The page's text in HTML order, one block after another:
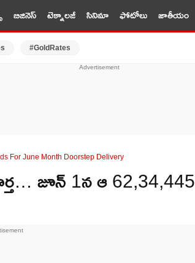
బిజినెస్ టెక్నాలజీ సినిమా ఫోటోలు జాతీయం
#GoldRates
For June Month Doorstep Delivery
జూన్ 1న ఆ 62,34,445